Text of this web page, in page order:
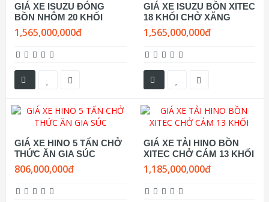
GIÁ XE ISUZU ĐÓNG
BỒN NHÔM 20 KHỐI
1,565,000,000đ
GIÁ XE ISUZU BỒN XITEC
18 KHỐI CHỞ XĂNG
1,565,000,000đ
GIÁ XE HINO 5 TẤN CHỞ
THỨC ĂN GIA SÚC
806,000,000đ
GIÁ XE TẢI HINO BỒN
XITEC CHỞ CÁM 13 KHỐI
1,185,000,000đ